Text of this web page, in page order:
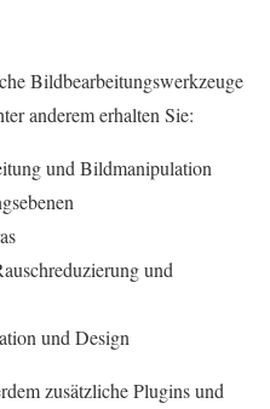
Bildbearbeitungswerkzeuge
anderem erhalten Sie:
und Bildmanipulation
und
und Design
zusätzliche Plugins und